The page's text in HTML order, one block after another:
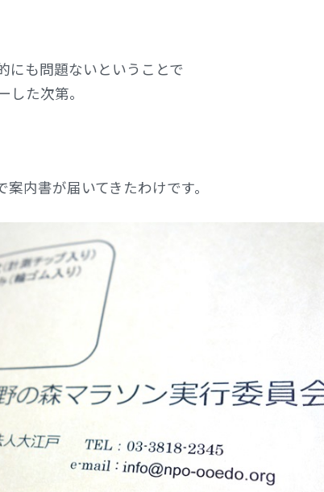
にも問題ないということで
た次第。
内書が届いてきたわけです。